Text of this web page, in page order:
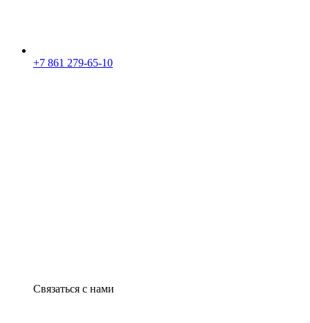
+7 861 279-65-10
Связаться с нами